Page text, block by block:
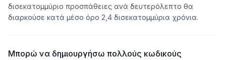
δισεκατομμύριο προσπάθειες ανά δευτερόλεπτο θα
διαρκούσε κατά μέσο όρο 2,4 δισεκατομμύρια χρόνια.
Μπορώ να δημιουργήσω πολλούς κωδικούς